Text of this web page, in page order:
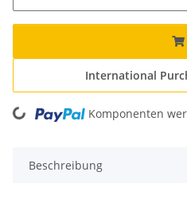
International
Loading... Komponenten
Beschreibung